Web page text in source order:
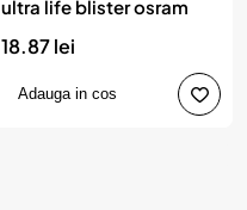
ultra life blister osram
18.87 lei
Adauga in cos